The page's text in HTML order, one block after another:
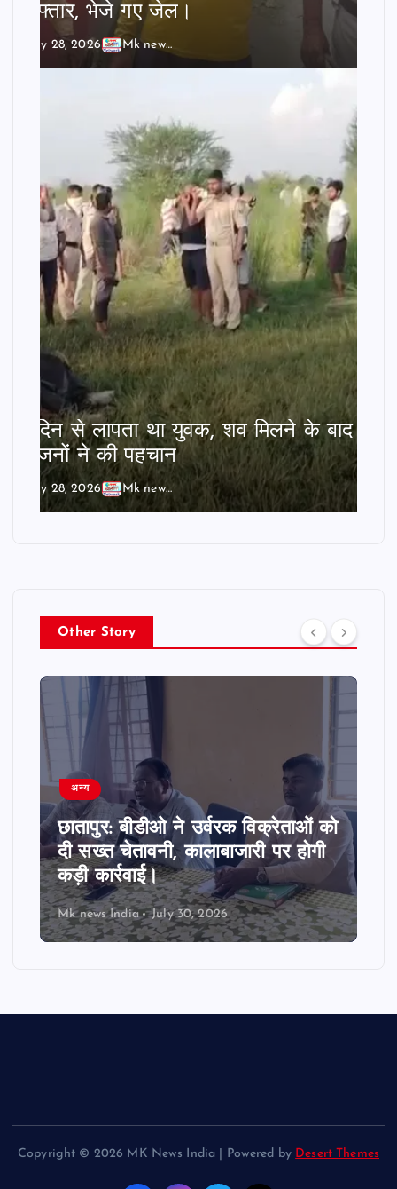
गिरफ्तार, भेजे गए जेल।
July 28, 2026 Mk news India
दो दिन से लापता था युवक, शव मिलने के बाद
परिजनों ने की पहचान
July 28, 2026 Mk news India
Other Story
अन्य
छातापुर: बीडीओ ने उर्वरक विक्रेताओं को
दी सख्त चेतावनी, कालाबाजारी पर होगी
कड़ी कार्रवाई।
Mk news India July 30, 2026
Copyright © 2026 MK News India | Powered by Desert Themes